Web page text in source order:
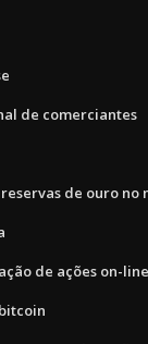
de comerciantes
de ouro no
de ações on-